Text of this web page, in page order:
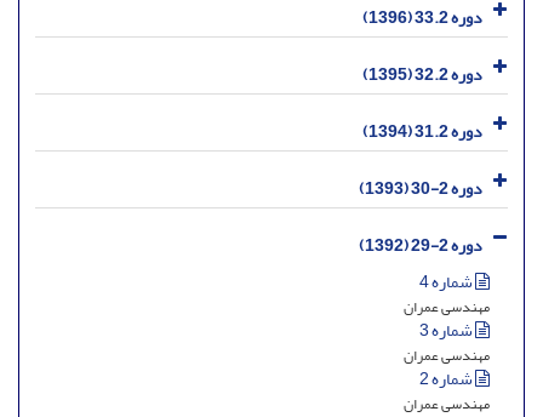
دوره 33.2 (1396)
دوره 32.2 (1395)
دوره 31.2 (1394)
دوره 2-30 (1393)
دوره 2-29 (1392)
شماره 4
مهندسی عمران
شماره 3
مهندسی عمران
شماره 2
مهندسی عمران